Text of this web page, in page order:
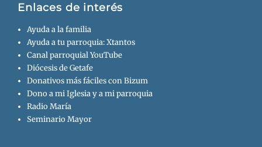
Enlaces de interés
Ayuda a la familia
Ayuda a tu parroquia: Xtantos
Canal parroquial YouTube
Diócesis de Getafe
Donativos más fáciles con Bizum
Dono a mi Iglesia y a mi parroquia
Radio María
Seminario Mayor